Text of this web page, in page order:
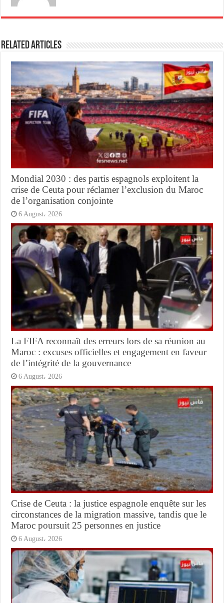
Related Articles
Mondial 2030 : des partis espagnols exploitent la
crise de Ceuta pour réclamer l’exclusion du Maroc
de l’organisation conjointe
6 August، 2026
La FIFA reconnaît des erreurs lors de sa réunion au
Maroc : excuses officielles et engagement en faveur
de l’intégrité de la gouvernance
6 August، 2026
Crise de Ceuta : la justice espagnole enquête sur les
circonstances de la migration massive, tandis que le
Maroc poursuit 25 personnes en justice
6 August، 2026